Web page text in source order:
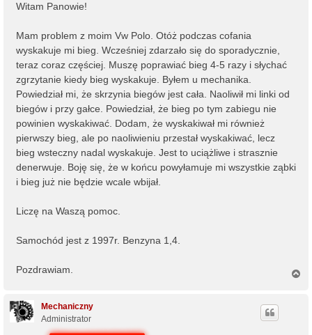
Witam Panowie!
Mam problem z moim Vw Polo. Otóż podczas cofania
wyskakuje mi bieg. Wcześniej zdarzało się do sporadycznie,
teraz coraz częściej. Muszę poprawiać bieg 4-5 razy i słychać
zgrzytanie kiedy bieg wyskakuje. Byłem u mechanika.
Powiedział mi, że skrzynia biegów jest cała. Naoliwił mi linki od
biegów i przy gałce. Powiedział, że bieg po tym zabiegu nie
powinien wyskakiwać. Dodam, że wyskakiwał mi również
pierwszy bieg, ale po naoliwieniu przestał wyskakiwać, lecz
bieg wsteczny nadal wyskakuje. Jest to uciążliwe i strasznie
denerwuje. Boję się, że w końcu powyłamuje mi wszystkie ząbki
i bieg już nie będzie wcale wbijał.
Liczę na Waszą pomoc.
Samochód jest z 1997r. Benzyna 1,4.
Pozdrawiam.
Mechaniczny
Administrator